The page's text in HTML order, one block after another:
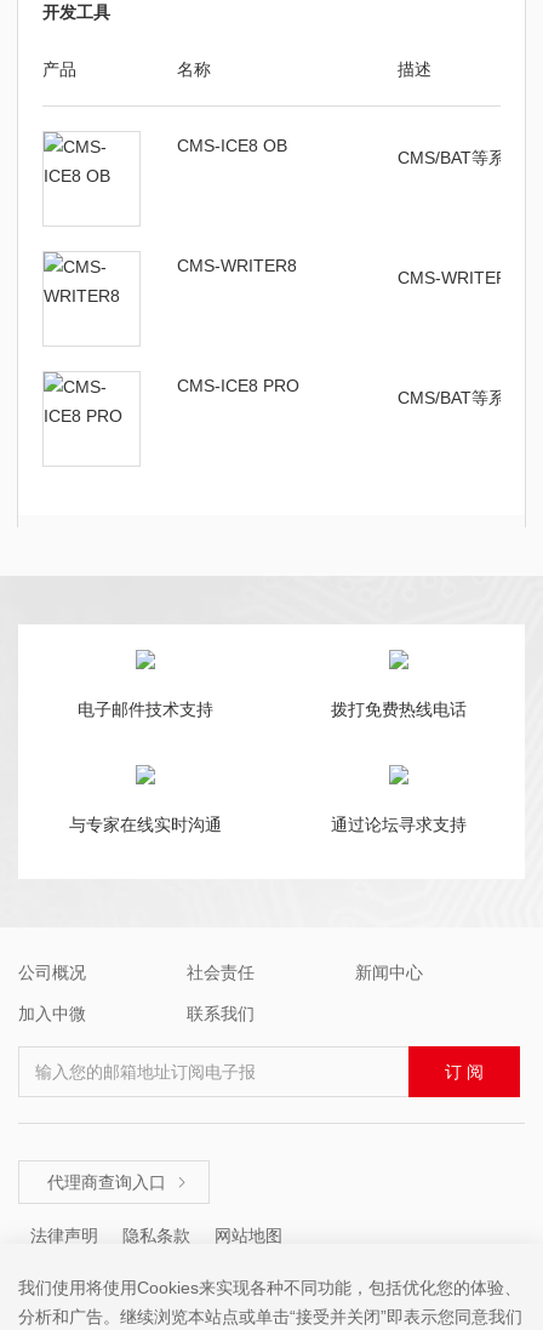
开发工具
产品 名称 描述
CMS-ICE8 OB
CMS/BAT等系列
CMS-WRITER8
CMS-WRITER8
CMS-ICE8 PRO
CMS/BAT等系列
电子邮件技术支持 拨打免费热线电话
与专家在线实时沟通 通过论坛寻求支持
公司概况 社会责任 新闻中心
加入中微 联系我们
输入您的邮箱地址订阅电子报 订 阅
代理商查询入口 
法律声明 隐私条款 网站地图
我们使用将使用Cookies来实现各种不同功能，包括优化您的体验、
分析和广告。继续浏览本站点或单击“接受并关闭”即表示您同意我们